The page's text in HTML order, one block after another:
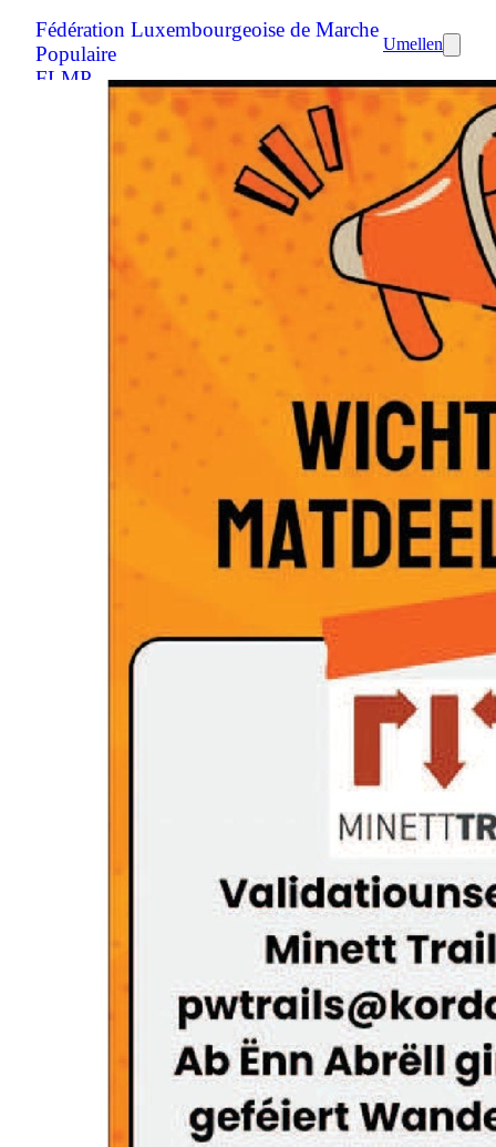
Fédération Luxembourgeoise de Marche
Populaire
FLMP
Umellen